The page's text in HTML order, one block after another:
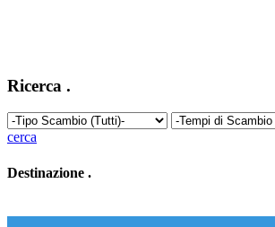
Ricerca .
cerca
Destinazione .